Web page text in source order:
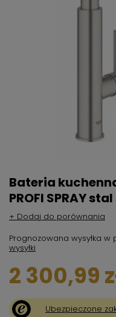
Bateria kuchenna
PROFI SPRAY
+ Dodaj do porównania
Prognozowana wysyłka w
wysyłki
2 300,99
Ubezpieczone